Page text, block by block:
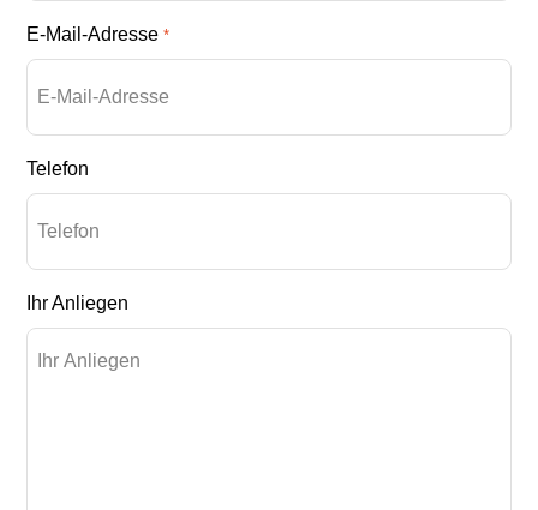
E-Mail-Adresse *
Telefon
Ihr Anliegen